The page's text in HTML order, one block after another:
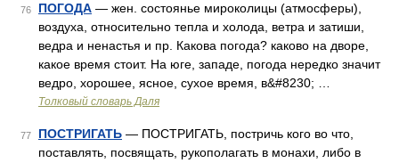
76 ПОГОДА — жен. состоянье мироколицы (атмосферы),
воздуха, относительно тепла и холода, ветра и затиши,
ведра и ненастья и пр. Какова погода? каково на дворе,
какое время стоит. На юге, западе, погода нередко значит
ведро, хорошее, ясное, сухое время, в&#8230; …
Толковый словарь Даля
77 ПОСТРИГАТЬ — ПОСТРИГАТЬ, постричь кого во что,
поставлять, посвящать, рукополагать в монахи, либо в